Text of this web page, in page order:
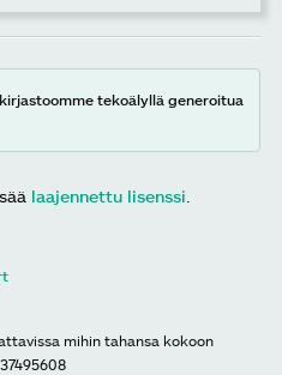
tekoälyllä generoitua
laajennettu lisenssi
mihin tahansa kokoon